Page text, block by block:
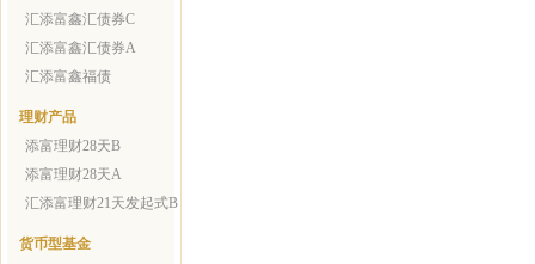
汇添富鑫汇债券C
汇添富鑫汇债券A
汇添富鑫福债
理财产品
添富理财28天B
添富理财28天A
汇添富理财21天发起式B
货币型基金